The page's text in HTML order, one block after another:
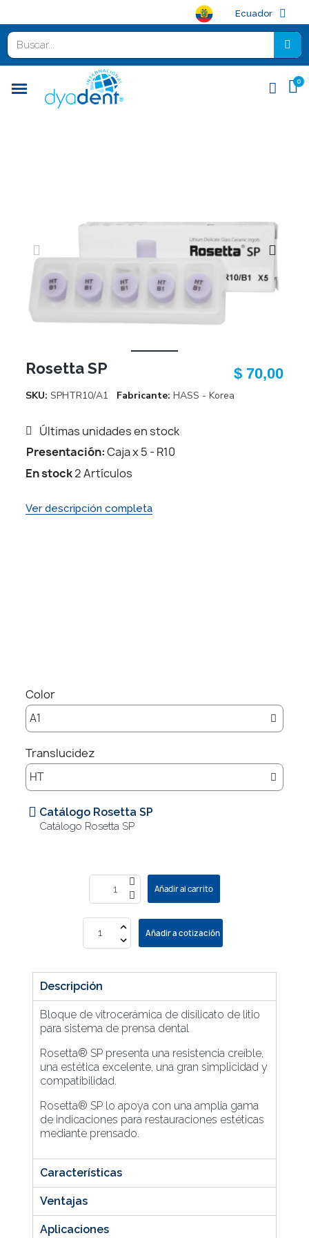
Ecuador
Rosetta SP
SKU SPHTR10/A1 Fabricante HASS - Korea
$ 70,00
Últimas unidades en stock
Presentación: Caja x 5 - R10
En stock2 Artículos
Ver descripción completa
Color
Translucidez
Catálogo Rosetta SP
Catálogo Rosetta SP
Añadir al carrito
Añadir a cotización
Descripción
Bloque de vitrocerámica de disilicato de litio
para sistema de prensa dental
Rosetta® SP presenta una resistencia creíble,
una estética excelente, una gran simplicidad y
compatibilidad.
Rosetta® SP lo apoya con una amplia gama
de indicaciones para restauraciones estéticas
mediante prensado.
Características
Ventajas
Aplicaciones